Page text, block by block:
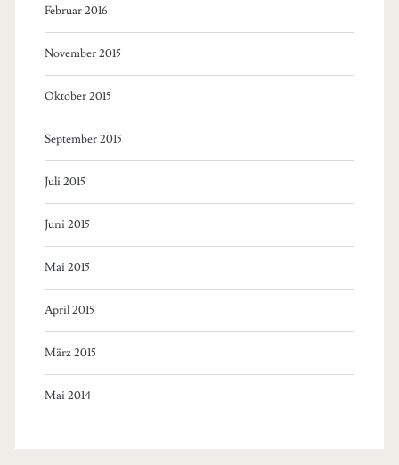
Februar 2016
November 2015
Oktober 2015
September 2015
Juli 2015
Juni 2015
Mai 2015
April 2015
März 2015
Mai 2014